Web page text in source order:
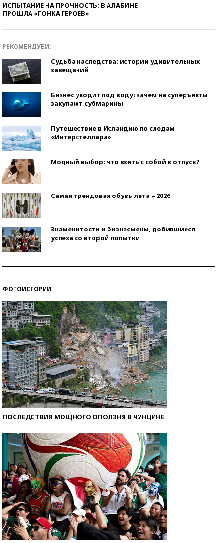
ИСПЫТАНИЕ НА ПРОЧНОСТЬ: В АЛАБИНЕ
ПРОШЛА «ГОНКА ГЕРОЕВ»
РЕКОМЕНДУЕМ:
Судьба наследства: истории удивительных
завещаний
Бизнес уходит под воду: зачем на суперъяхты
закупают субмарины
Путешествие в Исландию по следам
«Интерстеллара»
Модный выбор: что взять с собой в отпуск?
Самая трендовая обувь лета – 2026
Знаменитости и бизнесмены, добившиеся
успеха со второй попытки
ФОТОИСТОРИИ
ПОСЛЕДСТВИЯ МОЩНОГО ОПОЛЗНЯ В ЧУНЦИНЕ